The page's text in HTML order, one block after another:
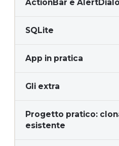
ActionBar e
SQLite
App in pratica
Gli extra
Progetto pratico:
esistente